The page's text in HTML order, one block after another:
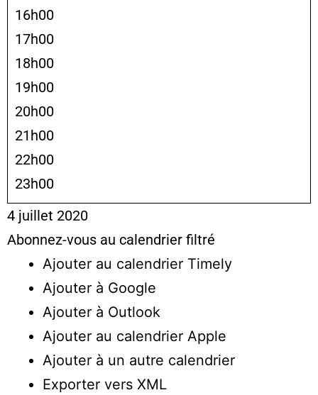
16h00
17h00
18h00
19h00
20h00
21h00
22h00
23h00
4 juillet 2020
Abonnez-vous au calendrier filtré
Ajouter au calendrier Timely
Ajouter à Google
Ajouter à Outlook
Ajouter au calendrier Apple
Ajouter à un autre calendrier
Exporter vers XML